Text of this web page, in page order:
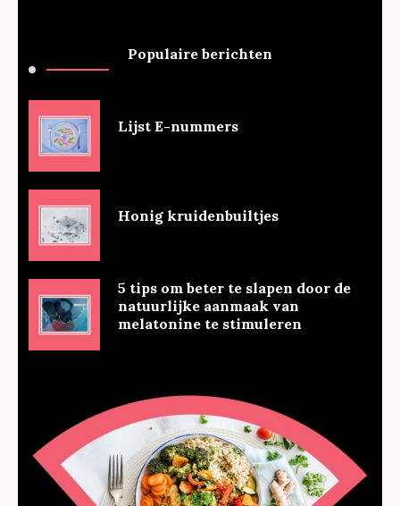
Populaire berichten
Lijst E-nummers
Honig kruidenbuiltjes
5 tips om beter te slapen door de
natuurlijke aanmaak van
melatonine te stimuleren